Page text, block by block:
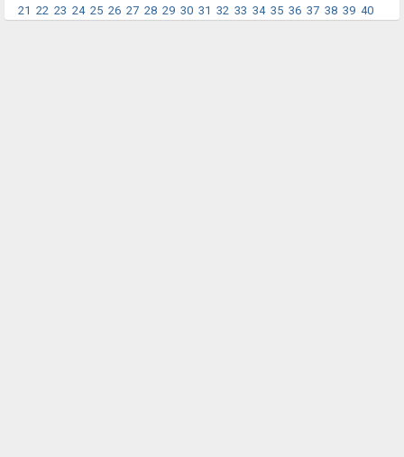
21 22 23 24 25 26 27 28 29 30 31 32 33 34 35 36 37 38 39 40